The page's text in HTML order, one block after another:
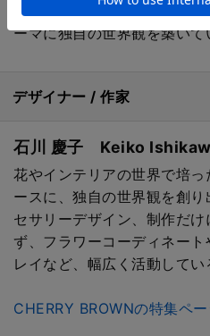
ンプルながらもその中に「
ーマに独自の世界観を築いて
デザイナー / 作家
石川 慶子 Keiko
花やインテリアの世界で培っ
ースに、独自の世界観を創り
セサリーデザイン、制作だけ
ず、フラワーコーディネート
レイなど、幅広く活動してい
CHERRY BROWNの特集ペ